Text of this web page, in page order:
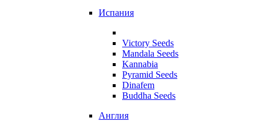
Испания
Victory Seeds
Mandala Seeds
Kannabia
Pyramid Seeds
Dinafem
Buddha Seeds
Англия